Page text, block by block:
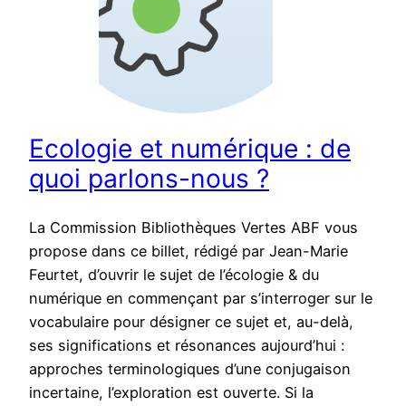
Ecologie et numérique : de
quoi parlons-nous ?
La Commission Bibliothèques Vertes ABF vous
propose dans ce billet, rédigé par Jean-Marie
Feurtet, d’ouvrir le sujet de l’écologie & du
numérique en commençant par s’interroger sur le
vocabulaire pour désigner ce sujet et, au-delà,
ses significations et résonances aujourd’hui :
approches terminologiques d’une conjugaison
incertaine, l’exploration est ouverte. Si la